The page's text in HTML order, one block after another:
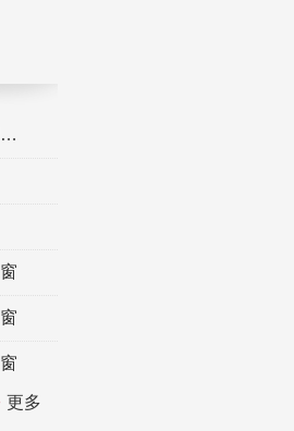
更多